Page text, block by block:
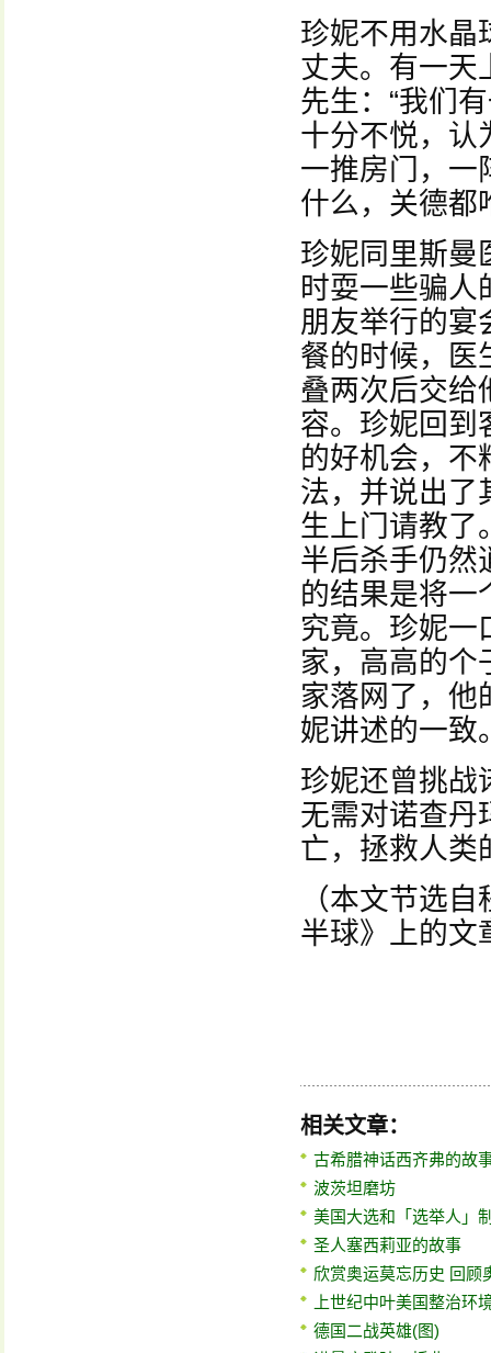
珍妮不用水晶
丈夫。有一天
先生：“我们
十分不悦，认
一推房门，一
什么，关德都
珍妮同里斯曼
时耍一些骗人
朋友举行的宴
餐的时候，医
叠两次后交给
容。珍妮回到
的好机会，不
法，并说出了
生上门请教了
半后杀手仍然
的结果是将一
究竟。珍妮一
家，高高的个
家落网了，他
妮讲述的一致
珍妮还曾挑战
无需对诺查丹
亡，拯救人类
（本文节选
半球》上的文
相关文章：
古希腊神话西齐弗的故
波茨坦磨坊
美国大选和「选举人」
圣人塞西莉亚的故事
欣赏奥运莫忘历史 回顾
上世纪中叶美国整治环
德国二战英雄(图)